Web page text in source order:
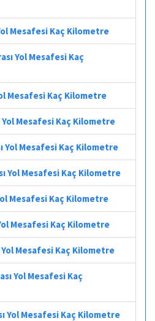
Mesafesi Kaç Kilometre
Yol Mesafesi Kaç
Mesafesi Kaç Kilometre
Yol Mesafesi Kaç Kilometre
Yol Mesafesi Kaç Kilometre
Yol Mesafesi Kaç Kilometre
Mesafesi Kaç Kilometre
Mesafesi Kaç Kilometre
Yol Mesafesi Kaç Kilometre
Yol Mesafesi Kaç
Yol Mesafesi Kaç Kilometre